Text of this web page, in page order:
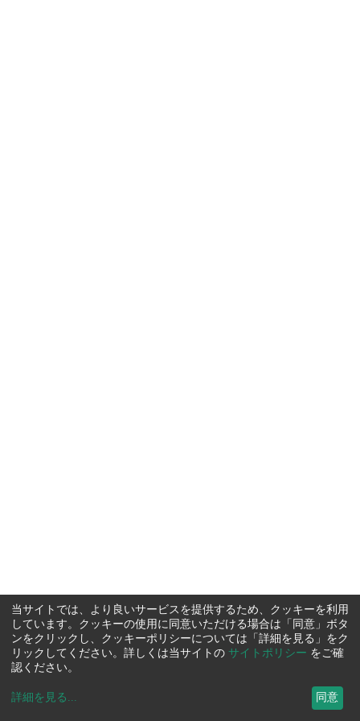
当サイトでは、より良いサービスを提供するため、クッキーを利用
しています。クッキーの使用に同意いただける場合は「同意」ボタ
ンをクリックし、クッキーポリシーについては「詳細を見る」をク
リックしてください。詳しくは当サイトの サイトポリシー をご確
認ください。
詳細を見る ... 同意